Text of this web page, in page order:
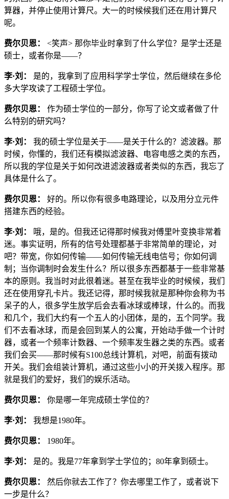
算器，并停止使用计算尺。大一的时候候我们还在用计算尺
呢。
费尔贝恩：
<笑声> 那你毕业时拿到了什么学位？是学士还是
硕士，或者你是——？
李·刘：
是的，我拿到了应用科学学士学位，然后继续在多伦
多大学攻读了工程硕士学位。
费尔贝恩：
作为硕士学位的一部分，你写了论文或者做了什
么特别的研究吗？
李·刘：
我的硕士学位是关于——是关于什么的？滤波器。那
时候，你懂的，我们还有模拟滤波器、电容电感之类的东西，
所以我的学位是关于如何改进滤波器或者类似的东西，我忘了
具体是什么了。
费尔贝恩：
好的。所以你有很多电路理论，以及用分立元件
搭建东西的经验。
李·刘：
哦，是的。但我还记得那时候我对傅里叶变换非常着
迷。事实证明，所有的信号处理都基于非常简单的理论，对
吧？带宽，你如何传输——如何传输无线电信号；你如何调
制；当你调制时会发生什么？所以很多东西都基于一些非常基
本的原则。我当时对此很着迷。甚至在我毕业的时候候，我们
还在使用穿孔卡片。我还记得，那时候我就是那种你会称为书
呆子的人，很多学生放学后会去看冰球或棒球，什么的。而我
和几个，我们大约有一个五人的小团体，是的，五个同学。我
们不去看冰球，而是会回到某人的公寓，开始动手做一个计时
器，或者一个频率计数器、一个频率发生器之类的东西。或者
我们会买——那时候有S100总线计算机，对吧，前面有拨动
开关。我们会组装计算机，通过这些小小的开关拨入程序。那
就是我们的爱好，我们的娱乐活动。
费尔贝恩： 你是哪一年完成硕士学位的？
李·刘： 我想是1980年。
费尔贝恩： 1980年。
李·刘： 是的。我是77年拿到学士学位的；80年拿到硕士。
费尔贝恩：
然后你就去工作了？你去哪里工作了，或者说下
一步是什么？